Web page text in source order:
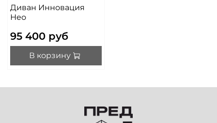
Диван Инновация
Нео
95 400 руб
В корзину